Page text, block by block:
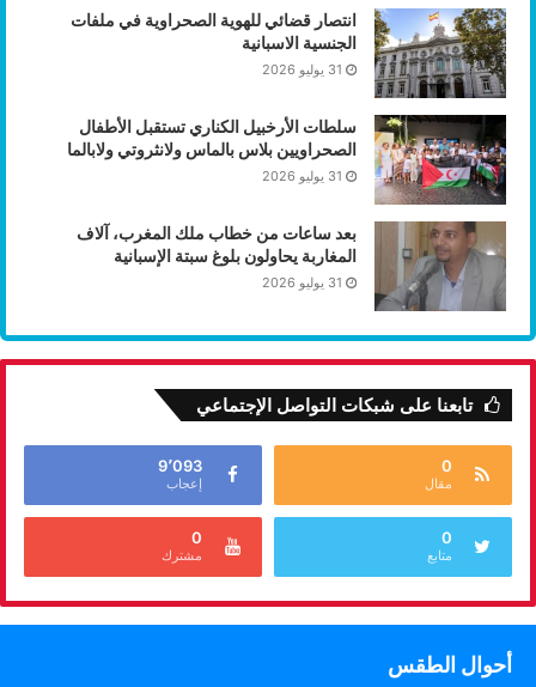
انتصار قضائي للهوية الصحراوية في ملفات
الجنسية الاسبانية
31 يوليو 2026
سلطات الأرخبيل الكناري تستقبل الأطفال
الصحراويين بلاس بالماس ولانثروتي ولابالما
31 يوليو 2026
بعد ساعات من خطاب ملك المغرب، آلاف
المغاربة يحاولون بلوغ سبتة الإسبانية
31 يوليو 2026
تابعنا على شبكات التواصل الإجتماعي
0
مقال
9٬093
إعجاب
0
متابع
0
مشترك
أحوال الطقس